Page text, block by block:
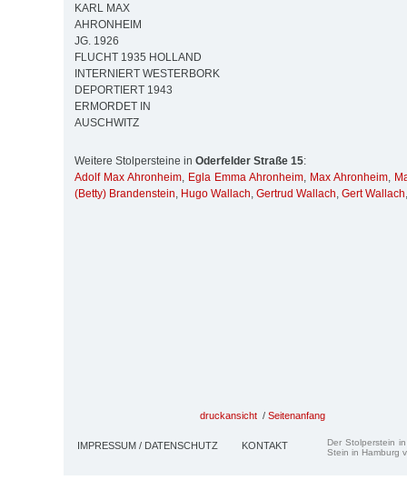
KARL MAX
AHRONHEIM
JG. 1926
FLUCHT 1935 HOLLAND
INTERNIERT WESTERBORK
DEPORTIERT 1943
ERMORDET IN
AUSCHWITZ
Weitere Stolpersteine in Oderfelder Straße 15:
Adolf Max Ahronheim, Egla Emma Ahronheim, Max Ahronheim,
(Betty) Brandenstein, Hugo Wallach, Gertrud Wallach, Gert Wallach
druckansicht / Seitenanfang
IMPRESSUM / DATENSCHUTZ KONTAKT
Der Stolperstein
Stein in Hamburg